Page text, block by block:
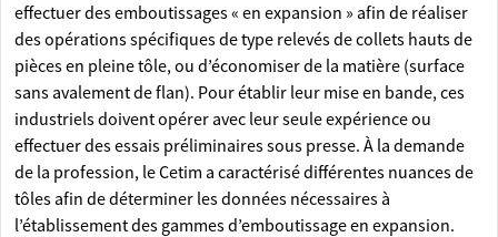
effectuer des emboutissages « en expansion » afin de réaliser
des opérations spécifiques de type relevés de collets hauts de
pièces en pleine tôle, ou d’économiser de la matière (surface
sans avalement de flan). Pour établir leur mise en bande, ces
industriels doivent opérer avec leur seule expérience ou
effectuer des essais préliminaires sous presse. À la demande
de la profession, le Cetim a caractérisé différentes nuances de
tôles afin de déterminer les données nécessaires à
l’établissement des gammes d’emboutissage en expansion.